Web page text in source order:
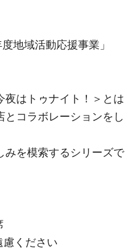
地域活動応援事業」
夜はトゥナイト！＞とは
コラボレーションをし
みを模索するシリーズで
ください